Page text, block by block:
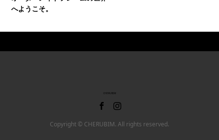
へようこそ。
CHERUBIM
Copyright © CHERUBIM. All rights reserved.